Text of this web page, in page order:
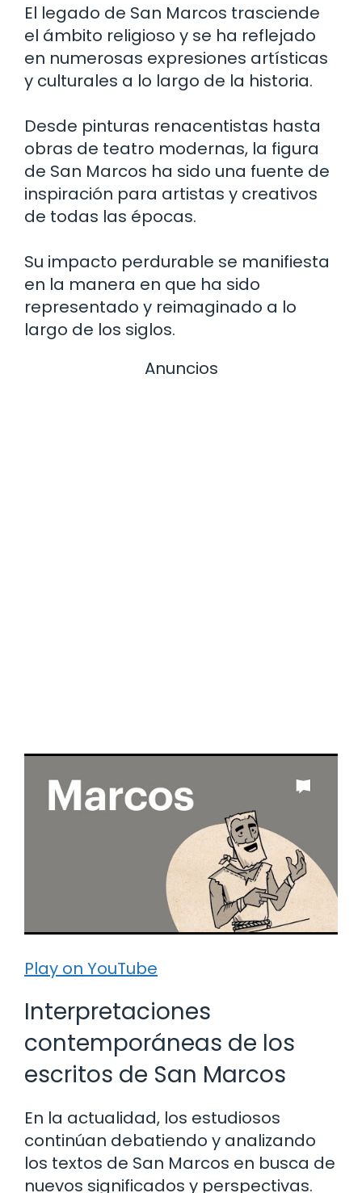
El legado de San Marcos trasciende
el ámbito religioso y se ha reflejado
en numerosas expresiones artísticas
y culturales a lo largo de la historia.
Desde pinturas renacentistas hasta
obras de teatro modernas, la figura
de San Marcos ha sido una fuente de
inspiración para artistas y creativos
de todas las épocas.
Su impacto perdurable se manifiesta
en la manera en que ha sido
representado y reimaginado a lo
largo de los siglos.
Anuncios
Play on YouTube
Interpretaciones
contemporáneas de los
escritos de San Marcos
En la actualidad, los estudiosos
continúan debatiendo y analizando
los textos de San Marcos en busca de
nuevos significados y perspectivas.